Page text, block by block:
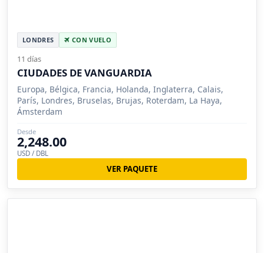
LONDRES CON VUELO
11 días
CIUDADES DE VANGUARDIA
Europa, Bélgica, Francia, Holanda, Inglaterra, Calais,
París, Londres, Bruselas, Brujas, Roterdam, La Haya,
Ámsterdam
Desde
2,248.00
USD / DBL
VER PAQUETE